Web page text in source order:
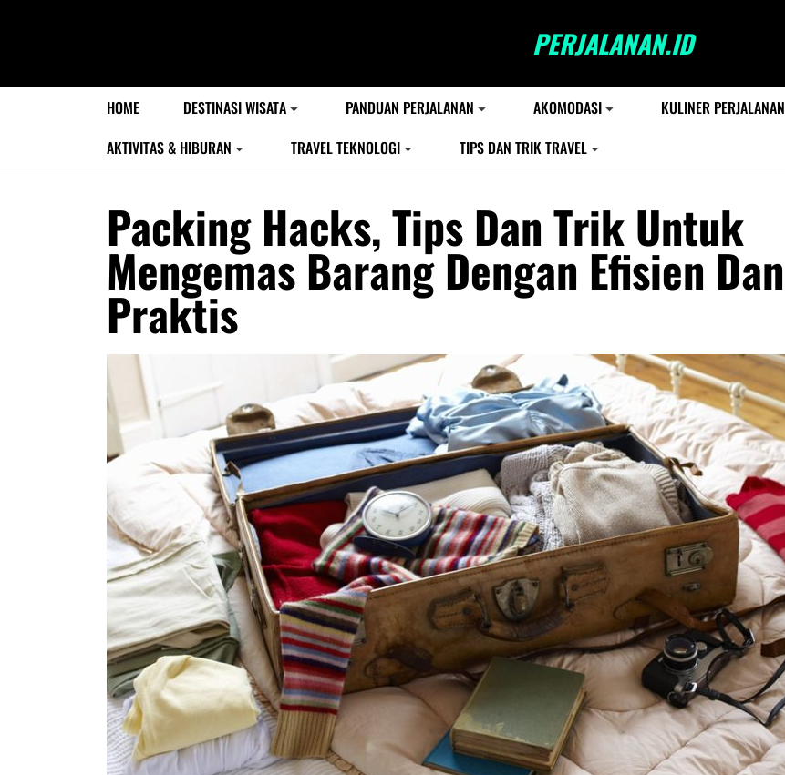
PERJALANAN.ID
HOME DESTINASI WISATA PANDUAN PERJALANAN AKOMODASI
KULINER PERJALANAN
AKTIVITAS & HIBURAN
TRAVEL TEKNOLOGI TIPS DAN TRIK TRAVEL
Packing Hacks, Tips Dan Trik Untuk
Mengemas Barang Dengan Efisien Dan
Praktis